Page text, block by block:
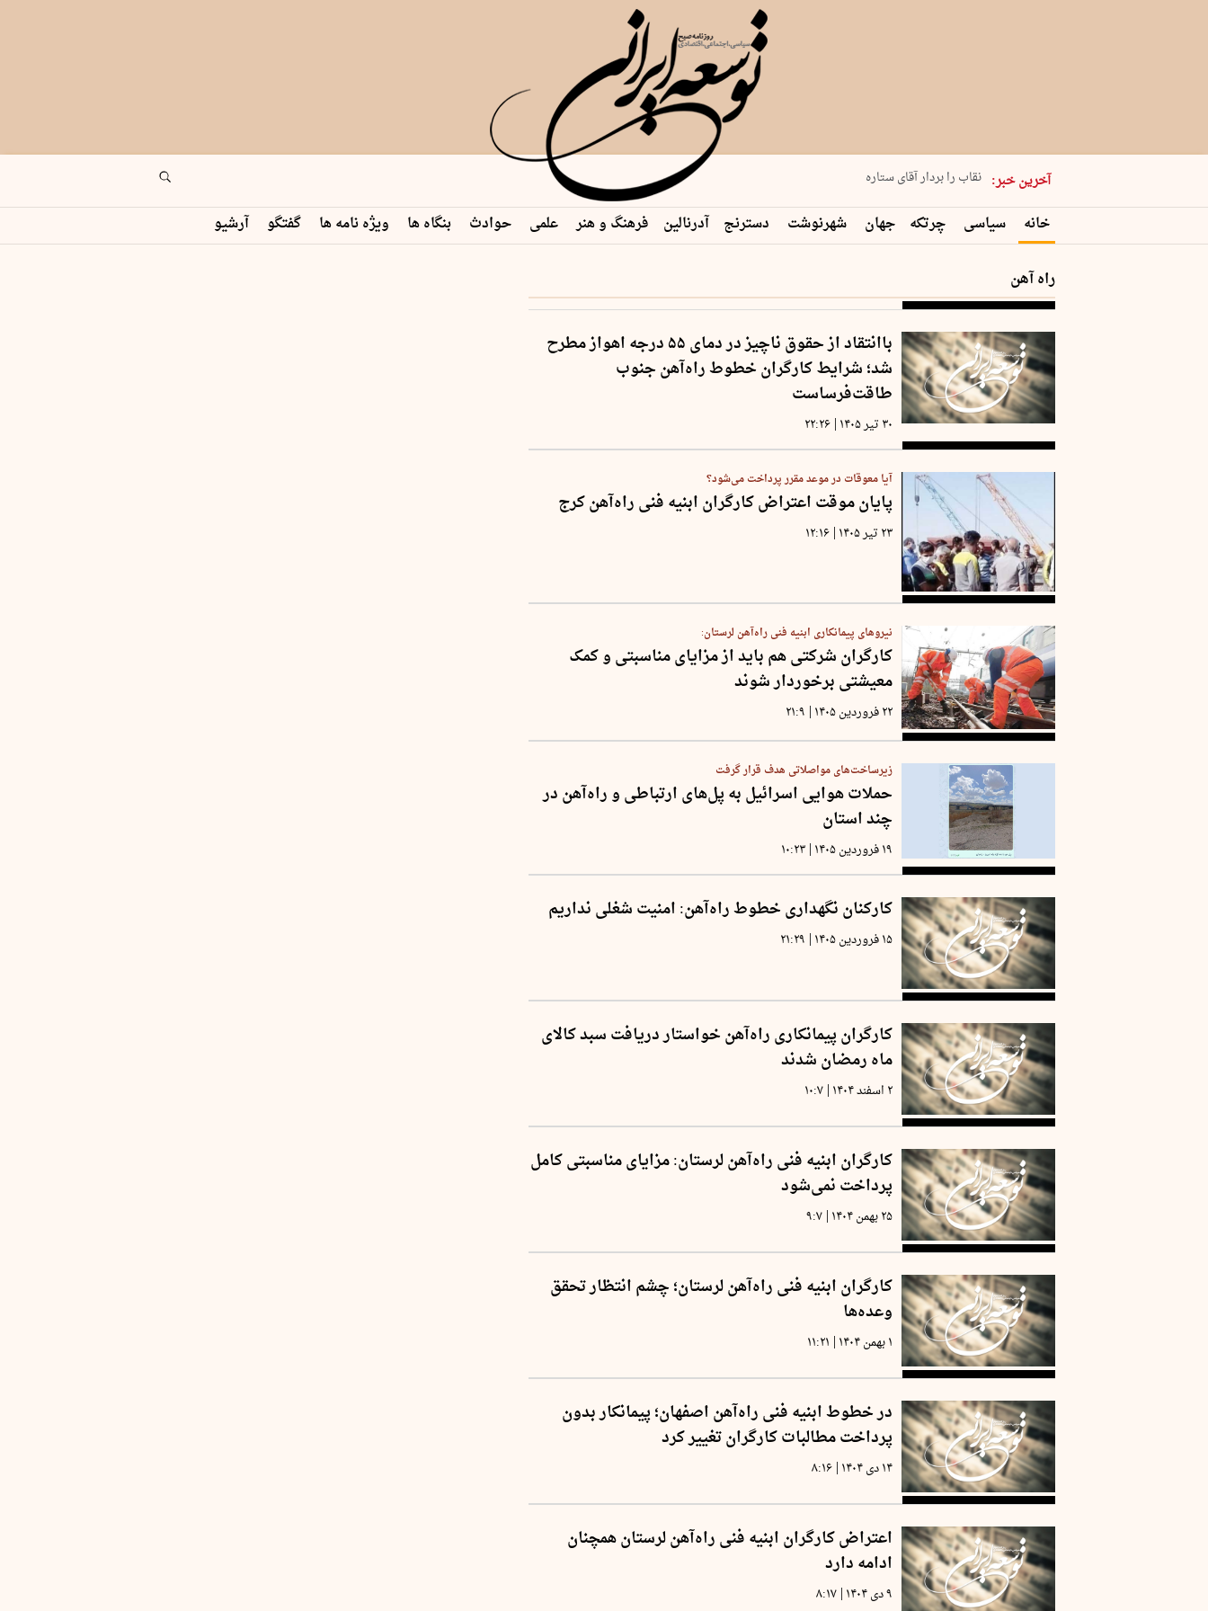
آخرین خبر: نقاب را بردار آقای ستاره
فرعون در قلب دریای سیاه
برگزاری کنسرت علیرضا قربانی در …
خانه سیاسی چرتکه جهان شهرنوشت دسترنج آدرنالین فرهنگ و هنر علمی حوادث بنگاه ها ویژه نامه ها گفتگو آرشیو
راه آهن
باانتقاد از حقوق ناچیز در دمای ۵۵ درجه اهواز مطرح
شد؛ شرایط کارگران خطوط راه‌آهن جنوب
طاقت‌فرساست
۳۰ تیر ۱۴۰۵ | ۲۲:۲۶
آیا معوقات در موعد مقرر پرداخت می‌شود؟
پایان موقت اعتراض کارگران ابنیه فنی راه‌آهن کرج
۲۳ تیر ۱۴۰۵ | ۱۲:۱۶
نیروهای پیمانکاری ابنیه فنی راه‌آهن لرستان:
کارگران شرکتی هم باید از مزایای مناسبتی و کمک
معیشتی برخوردار شوند
۲۲ فروردین ۱۴۰۵ | ۲۱:۹
زیرساخت‌های مواصلاتی هدف قرار گرفت
حملات هوایی اسرائیل به پل‌های ارتباطی و راه‌آهن در
چند استان
۱۹ فروردین ۱۴۰۵ | ۱۰:۲۳
کارکنان نگهداری خطوط راه‌آهن: امنیت شغلی نداریم
۱۵ فروردین ۱۴۰۵ | ۲۱:۲۹
کارگران پیمانکاری راه‌آهن خواستار دریافت سبد کالای
ماه رمضان شدند
۲ اسفند ۱۴۰۴ | ۱۰:۷
کارگران ابنیه فنی راه‌آهن لرستان: مزایای مناسبتی کامل
پرداخت نمی‌شود
۲۵ بهمن ۱۴۰۴ | ۹:۷
کارگران ابنیه فنی راه‌آهن لرستان؛ چشم انتظار تحقق
وعده‌ها
۱ بهمن ۱۴۰۴ | ۱۱:۲۱
در خطوط ابنیه فنی راه‌آهن اصفهان؛ پیمانکار بدون
پرداخت مطالبات کارگران تغییر کرد
۱۴ دی ۱۴۰۴ | ۸:۱۶
اعتراض کارگران ابنیه فنی راه‌آهن لرستان همچنان
ادامه دارد
۹ دی ۱۴۰۴ | ۸:۱۷